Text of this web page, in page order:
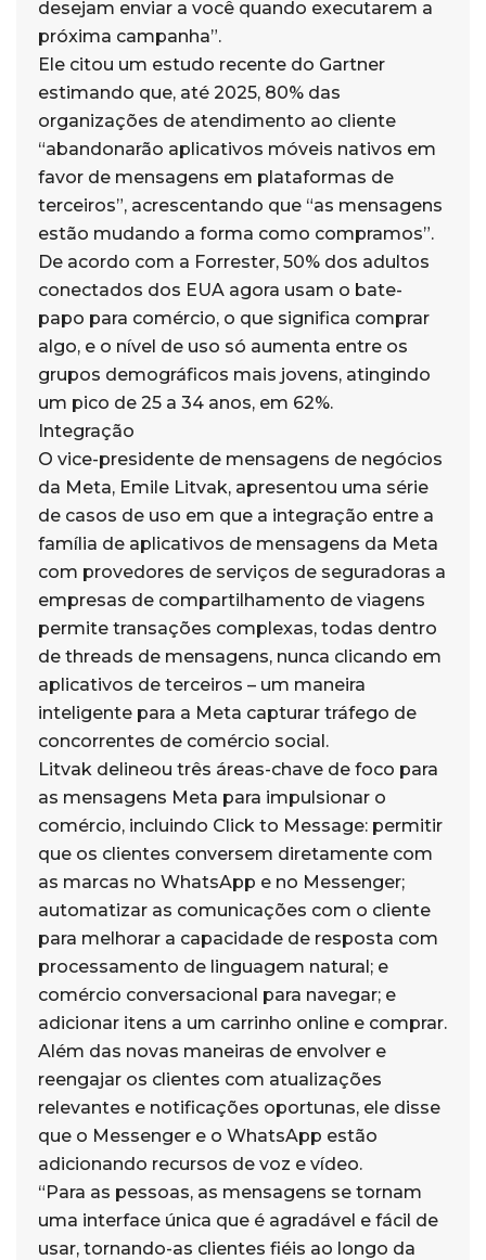
desejam enviar a você quando executarem a
próxima campanha”.
Ele citou um estudo recente do Gartner
estimando que, até 2025, 80% das
organizações de atendimento ao cliente
“abandonarão aplicativos móveis nativos em
favor de mensagens em plataformas de
terceiros”, acrescentando que “as mensagens
estão mudando a forma como compramos”.
De acordo com a Forrester, 50% dos adultos
conectados dos EUA agora usam o bate-
papo para comércio, o que significa comprar
algo, e o nível de uso só aumenta entre os
grupos demográficos mais jovens, atingindo
um pico de 25 a 34 anos, em 62%.
Integração
O vice-presidente de mensagens de negócios
da Meta, Emile Litvak, apresentou uma série
de casos de uso em que a integração entre a
família de aplicativos de mensagens da Meta
com provedores de serviços de seguradoras a
empresas de compartilhamento de viagens
permite transações complexas, todas dentro
de threads de mensagens, nunca clicando em
aplicativos de terceiros – um maneira
inteligente para a Meta capturar tráfego de
concorrentes de comércio social.
Litvak delineou três áreas-chave de foco para
as mensagens Meta para impulsionar o
comércio, incluindo Click to Message: permitir
que os clientes conversem diretamente com
as marcas no WhatsApp e no Messenger;
automatizar as comunicações com o cliente
para melhorar a capacidade de resposta com
processamento de linguagem natural; e
comércio conversacional para navegar; e
adicionar itens a um carrinho online e comprar.
Além das novas maneiras de envolver e
reengajar os clientes com atualizações
relevantes e notificações oportunas, ele disse
que o Messenger e o WhatsApp estão
adicionando recursos de voz e vídeo.
“Para as pessoas, as mensagens se tornam
uma interface única que é agradável e fácil de
usar, tornando-as clientes fiéis ao longo da